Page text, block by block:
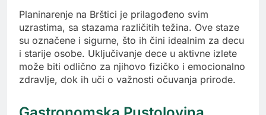
Planinarenje na Brštici je prilagođeno svim
uzrastima, sa stazama različitih težina. Ove staze
su označene i sigurne, što ih čini idealnim za decu
i starije osobe. Uključivanje dece u aktivne izlete
može biti odlično za njihovo fizičko i emocionalno
zdravlje, dok ih uči o važnosti očuvanja prirode.